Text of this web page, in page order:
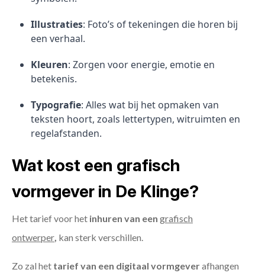
Illustraties: Foto’s of tekeningen die horen bij
een verhaal.
Kleuren: Zorgen voor energie, emotie en
betekenis.
Typografie: Alles wat bij het opmaken van
teksten hoort, zoals lettertypen, witruimten en
regelafstanden.
Wat kost een grafisch
vormgever in De Klinge?
Het tarief voor het inhuren van een grafisch
ontwerper kan sterk verschillen.
Zo zal het tarief van een digitaal vormgeverafhangen